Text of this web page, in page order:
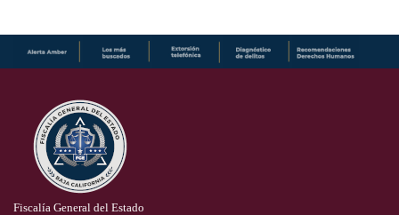
Fiscalía General del Estado